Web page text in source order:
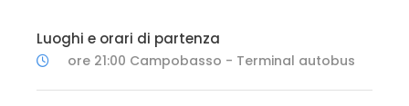
Luoghi e orari di partenza
ore 21:00 Campobasso - Terminal autobus